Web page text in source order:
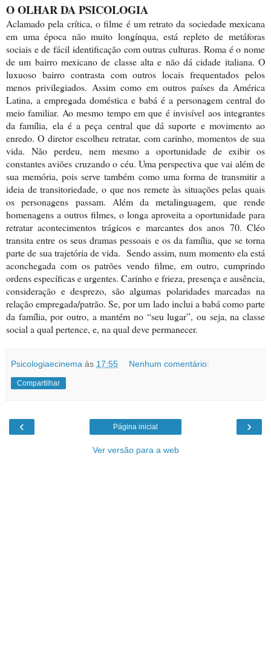
O OLHAR DA PSICOLOGIA
Aclamado pela crítica, o filme é um retrato da sociedade mexicana
em uma época não muito longínqua, está repleto de metáforas
sociais e de fácil identificação com outras culturas. Roma é o nome
de um bairro mexicano de classe alta e não dá cidade italiana. O
luxuoso bairro contrasta com outros locais frequentados pelos
menos privilegiados. Assim como em outros países da América
Latina, a empregada doméstica e babá é a personagem central do
meio familiar. Ao mesmo tempo em que é invisível aos integrantes
da família, ela é a peça central que dá suporte e movimento ao
enredo. O diretor escolheu retratar, com carinho, momentos de sua
vida. Não perdeu, nem mesmo a oportunidade de exibir os
constantes aviões cruzando o céu. Uma perspectiva que vai além de
sua memória, pois serve também como uma forma de transmitir a
ideia de transitoriedade, o que nos remete às situações pelas quais
os personagens passam. Além da metalinguagem, que rende
homenagens a outros filmes, o longa aproveita a oportunidade para
retratar acontecimentos trágicos e marcantes dos anos 70. Cléo
transita entre os seus dramas pessoais e os da família, que se torna
parte de sua trajetória de vida. Sendo assim, num momento ela está
aconchegada com os patrões vendo filme, em outro, cumprindo
ordens específicas e urgentes. Carinho e frieza, presença e ausência,
consideração e desprezo, são algumas polaridades marcadas na
relação empregada/patrão. Se, por um lado inclui a babá como parte
da família, por outro, a mantém no “seu lugar”, ou seja, na classe
social a qual pertence, e, na qual deve permanecer.
Psicologiaecinema às 17:55 Nenhum comentário:
Compartilhar
‹ ›
Página inicial
Ver versão para a web